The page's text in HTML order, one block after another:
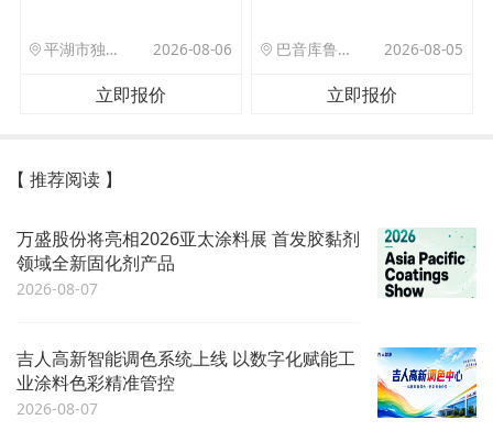
平湖市独山港镇集港路 589 号 2026-08-06
立即报价
巴音库鲁提镇,托帕口岸六号库房 2026-08-05
立即报价
【 推荐阅读 】
万盛股份将亮相2026亚太涂料展 首发胶黏剂
领域全新固化剂产品
2026-08-07
吉人高新智能调色系统上线 以数字化赋能工
业涂料色彩精准管控
2026-08-07